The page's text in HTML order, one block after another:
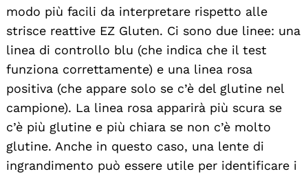
modo più facili da interpretare rispetto alle
strisce reattive EZ Gluten. Ci sono due linee: una
linea di controllo blu (che indica che il test
funziona correttamente) e una linea rosa
positiva (che appare solo se c’è del glutine nel
campione). La linea rosa apparirà più scura se
c’è più glutine e più chiara se non c’è molto
glutine. Anche in questo caso, una lente di
ingrandimento può essere utile per identificare i